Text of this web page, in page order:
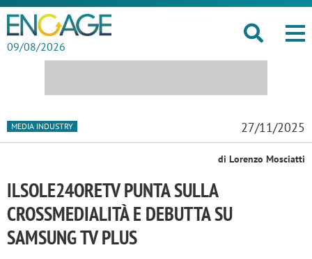
09/08/2026
MEDIA INDUSTRY 27/11/2025
di Lorenzo Mosciatti
ILSOLE24ORETV PUNTA SULLA
CROSSMEDIALITÀ E DEBUTTA SU
SAMSUNG TV PLUS